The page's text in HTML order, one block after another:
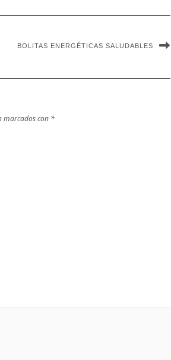
BOLITAS ENERGÉTICAS SALUDABLES
marcados con *